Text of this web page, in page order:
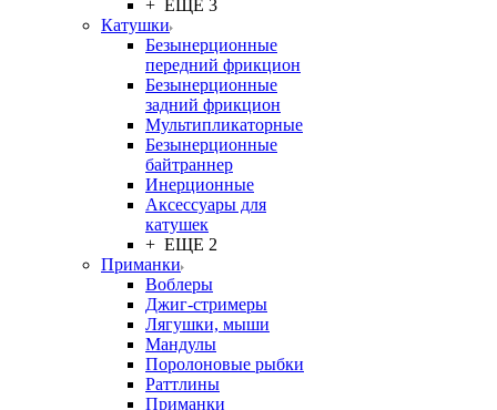
+ ЕЩЕ 3
Катушки
Безынерционные
передний фрикцион
Безынерционные
задний фрикцион
Мультипликаторные
Безынерционные
байтраннер
Инерционные
Аксессуары для
катушек
+ ЕЩЕ 2
Приманки
Воблеры
Джиг-стримеры
Лягушки, мыши
Мандулы
Поролоновые рыбки
Раттлины
Приманки